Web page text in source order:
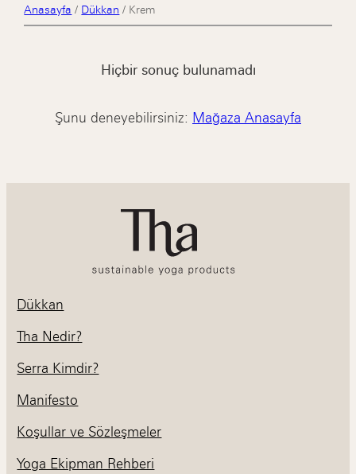
Anasayfa / Dükkan / Krem
Hiçbir sonuç bulunamadı
Şunu deneyebilirsiniz: Mağaza Anasayfa
Dükkan
Tha Nedir?
Serra Kimdir?
Manifesto
Koşullar ve Sözleşmeler
Yoga Ekipman Rehberi